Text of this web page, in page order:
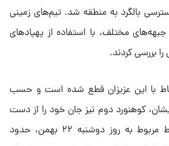
بالگرد به منطقه شد. تیم‌های زمینی
جبهه‌های مختلف، با استفاده از پهپاد‌های
بررسی کردند.
با این عزیزان قطع شده است و حسب
کوهنورد دوم نیز جان خود را از دست
داده است. آخرین ارتباط مربوط به روز دوشنبه ۲۲ بهمن، حدود